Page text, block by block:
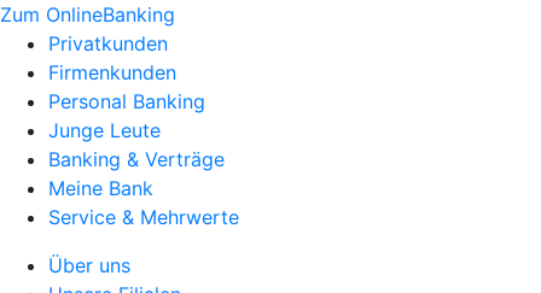
Zum OnlineBanking
Privatkunden
Firmenkunden
Personal Banking
Junge Leute
Banking & Verträge
Meine Bank
Service & Mehrwerte
Über uns